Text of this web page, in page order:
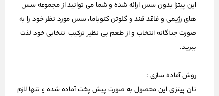
این پیتزا بدون سس ارائه شده و شما می توانید از مجموعهسس
های رژیمیو فاقد قند و گلوتن کتوباما، سس مورد نظر خود را به
صورت جداگانه انتخاب و از طعم بی نظیر ترکیب انتخابی خود لذت
ببرید.
روش آماده سازی :
نان پیتزای این محصول به صورت پیش پخت آماده شده و تنها لازم